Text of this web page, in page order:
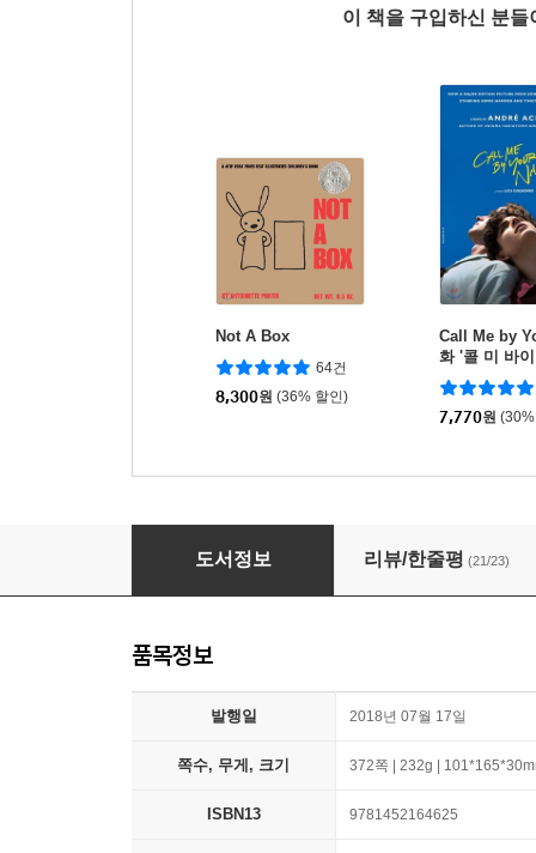
이 책을 구입하신 분
Not A Box
64건
8,300원 (36% 할인)
Call Me by
화 '콜 미 바
원작 소설
7,770원
Modern One Line a Day: A Five-Year
도서정보 리뷰/한줄평 (21/23)
품목정보
발행일 2018년 07월 17일
쪽수, 무게, 크기 372쪽 | 232g |
ISBN13 9781452164625